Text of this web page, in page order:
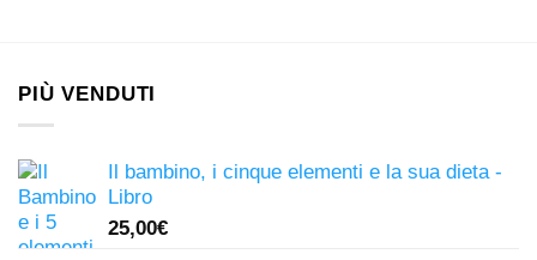
PIÙ VENDUTI
Il bambino, i cinque elementi e la sua dieta -
Libro
25,00€